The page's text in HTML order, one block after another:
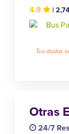
4.9
|
Tus dudas
Otras
24/7